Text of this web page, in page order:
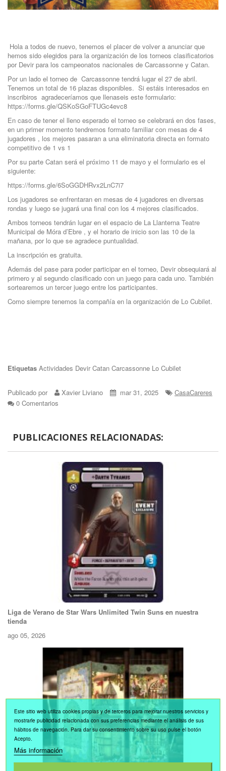
Hola a todos de nuevo, tenemos el placer de volver a anunciar que
hemos sido elegidos para la organización de los torneos clasificatorios
por Devir para los campeonatos nacionales de Carcassonne y Catan.
Por un lado el torneo de Carcassonne tendrá lugar el 27 de abril.
Tenemos un total de 16 plazas disponibles. Si estáis interesados en
inscribiros agradeceríamos que llenaseis este formulario:
https://forms.gle/QSKoSGoFTUGc4evc8
En caso de tener el lleno esperado el torneo se celebrará en dos fases,
en un primer momento tendremos formato familiar con mesas de 4
jugadores , los mejores pasaran a una eliminatoria directa en formato
competitivo de 1 vs 1
Por su parte Catan será el próximo 11 de mayo y el formulario es el
siguiente:
https://forms.gle/6SoGGDHRvx2LnC7i7
Los jugadores se enfrentaran en mesas de 4 jugadores en diversas
rondas y luego se jugará una final con los 4 mejores clasificados.
Ambos torneos tendrán lugar en el espacio de La Llanterna Teatre
Municipal de Móra d’Ebre , y el horario de inicio son las 10 de la
mañana, por lo que se agradece puntualidad.
La inscripción es gratuita.
Además del pase para poder participar en el torneo, Devir obsequiará al
primero y al segundo clasificado con un juego para cada uno. También
sortearemos un tercer juego entre los participantes.
Como siempre tenemos la compañía en la organización de Lo Cubilet.
Etiquetas Actividades Devir Catan Carcassonne Lo Cubilet
Publicado por Xavier Liviano mar 31, 2025
CasaCareres
0 Comentarios
PUBLICACIONES RELACIONADAS:
Liga de Verano de Star Wars Unlimited Twin Suns en nuestra
tienda
ago 05, 2026
Este sitio web utiliza cookies propias y de terceros para mejorar nuestros servicios y
mostrarle publicidad relacionada con sus preferencias mediante el análisis de sus
hábitos de navegación. Para dar su consentimiento sobre su uso pulse el botón
Acepto.
Más información